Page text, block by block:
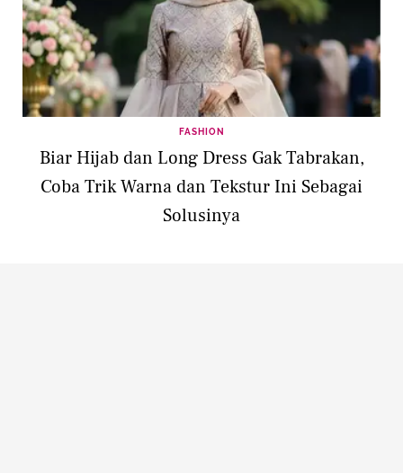
FASHION
Biar Hijab dan Long Dress Gak Tabrakan,
Coba Trik Warna dan Tekstur Ini Sebagai
Solusinya